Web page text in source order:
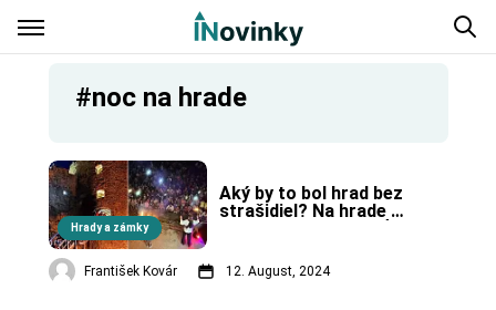
#noc na hrade
Hrady a zámky
Aký by to bol hrad bez
strašidiel? Na hrade
František Kovár 12. August, 2024